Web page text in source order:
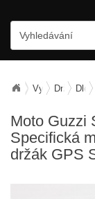
VybaveníDržákyDle
Moto Guzzi
Specifická
držák GPS